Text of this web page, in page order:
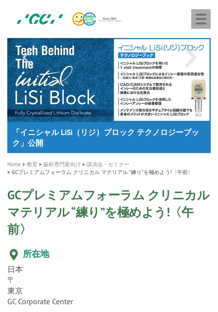
content
社
ジ
ー
シ
ー
M
A healthy smile greatly contributes to your quality of life
新発売 エバーエックス フロー
製品の詳細情報はこちら
「セラスマート テクノロジーブック」公開
「イニシャル LiSi（リジ）ブロック テクノロジーブッ
ク」公開
歯を内部まで白くする
医療ホワイトニング ティオン®
新製品 イオム ナゴミ for DH
専用サイトはこちら
新製品バキュクレーブ 118 / 318 Prime
製品の詳細情報はこちら
インプラント Aadva®
ショートインプラント新発売
GCグループ企業
Home 教育 歯科専門家向け
講演会・セミナー
GCプレミアムフォーラム クリニカル マテリアル “練り”を極めよう!〈午前〉
GCプレミアムフォーラム クリニカル
マテリアル “練り”を極めよう!〈午
前〉
所在地
日本
〒
東京
GC Corporate Center